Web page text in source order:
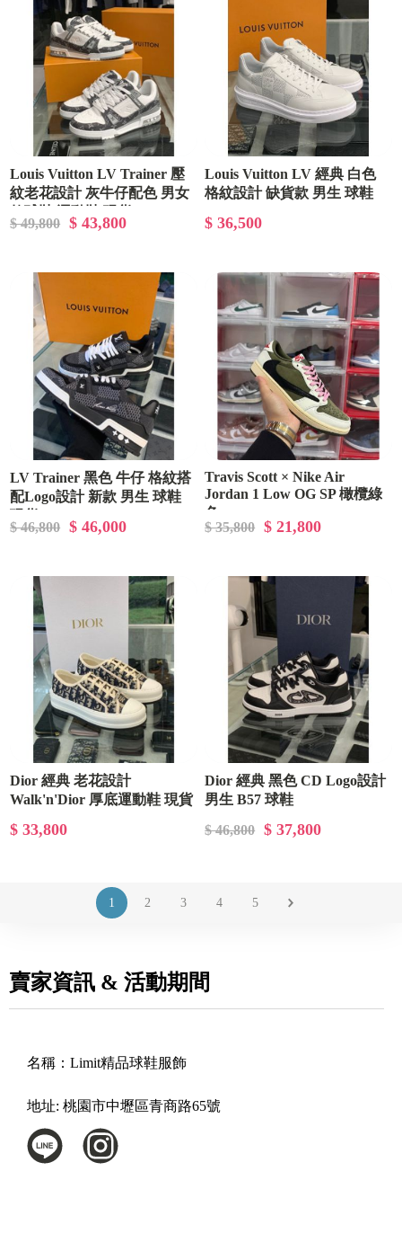
Louis Vuitton LV Trainer 壓
紋老花設計 灰牛仔配色 男女
$ 49,800 $ 43,800
Louis Vuitton LV 經典 白色
格紋設計 缺貨款 男生 球鞋
$ 36,500
LV Trainer 黑色 牛仔 格紋搭
配Logo設計 新款 男生 球鞋
$ 46,800 $ 46,000
Travis Scott × Nike Air
Jordan 1 Low OG SP 橄欖綠
色
$ 35,800
$ 21,800
Dior 經典 老花設計
Walk'n'Dior 厚底運動鞋 現貨
$ 33,800
Dior 經典 黑色 CD Logo設計
男生 B57 球鞋
$ 46,800
$ 37,800
1 2 3 4 5
賣家資訊 & 活動期間
名稱： Limit精品球鞋服飾
地址: 桃園市中壢區青商路65號